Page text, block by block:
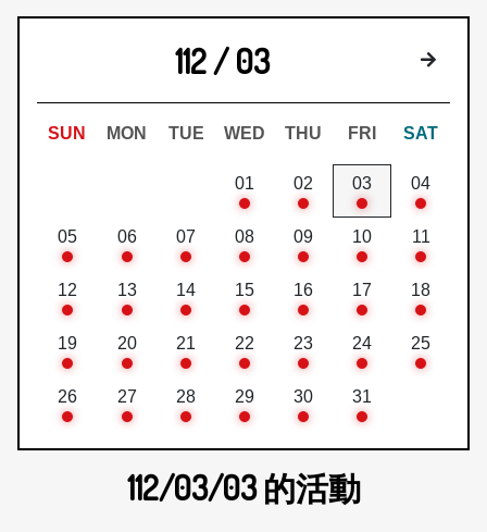
112 / 03 下個月
SUN MON TUE WED THU FRI SAT
01 02 03 04
05 06 07 08 09 10 11
12 13 14 15 16 17 18
19 20 21 22 23 24 25
26 27 28 29 30 31
112/03/03的活動